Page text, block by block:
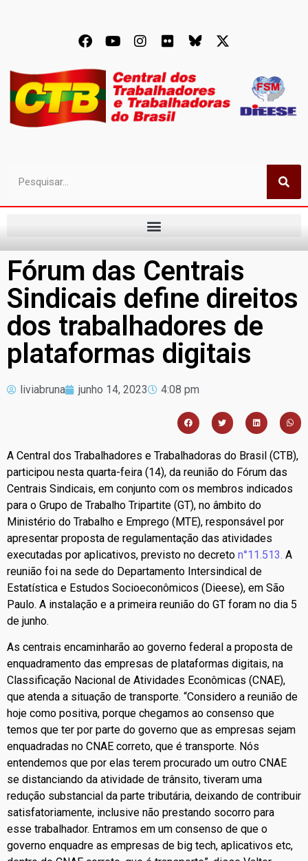
Fórum das Centrais
Sindicais define direitos
dos trabalhadores de
plataformas digitais
liviabruna junho 14, 2023 4:08 pm
A Central dos Trabalhadores e Trabalhadoras do Brasil (CTB),
participou nesta quarta-feira (14), da reunião do Fórum das
Centrais Sindicais, em conjunto com os membros indicados
para o Grupo de Trabalho Tripartite (GT), no âmbito do
Ministério do Trabalho e Emprego (MTE), responsável por
apresentar proposta de regulamentação das atividades
executadas por aplicativos, previsto no decreto n°11.513. A
reunião foi na sede do Departamento Intersindical de
Estatística e Estudos Socioeconômicos (Dieese), em São
Paulo. A instalação e a primeira reunião do GT foram no dia 5
de junho.
As centrais encaminharão ao governo federal a proposta de
enquadramento das empresas de plataformas digitais, na
Classificação Nacional de Atividades Econômicas (CNAE),
que atenda a situação de transporte. “Considero a reunião de
hoje como positiva, porque chegamos ao consenso que
temos que ter por parte do governo que as empresas sejam
enquadradas no CNAE correto, que é transporte. Nós
entendemos que por elas terem procurado um outro CNAE
se distanciando da atividade de trânsito, tiveram uma
redução substancial da parte tributária, deixando de contribuir
satisfatoriamente, inclusive não prestando socorro para
esse trabalhador. Entramos em um consenso de que o
governo enquadre as empresas de big tech, aplicativos etc,